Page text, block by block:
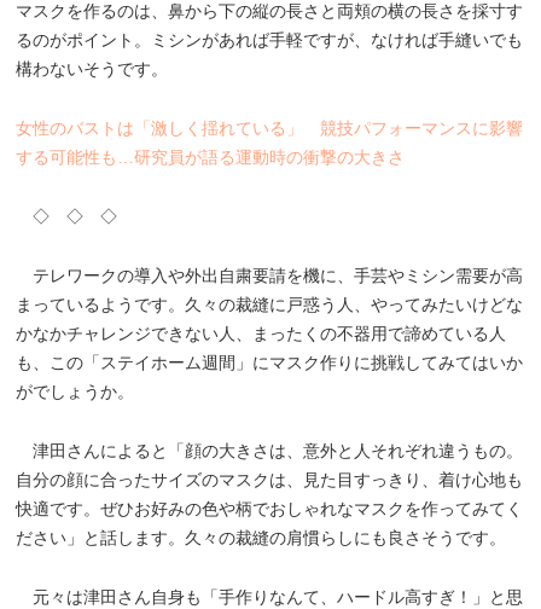
マスクを作るのは、鼻から下の縦の長さと両頬の横の長さを採寸す
るのがポイント。ミシンがあれば手軽ですが、なければ手縫いでも
構わないそうです。
女性のバストは「激しく揺れている」 競技パフォーマンスに影響
する可能性も…研究員が語る運動時の衝撃の大きさ
◇ ◇ ◇
テレワークの導入や外出自粛要請を機に、手芸やミシン需要が高
まっているようです。久々の裁縫に戸惑う人、やってみたいけどな
かなかチャレンジできない人、まったくの不器用で諦めている人
も、この「ステイホーム週間」にマスク作りに挑戦してみてはいか
がでしょうか。
津田さんによると「顔の大きさは、意外と人それぞれ違うもの。
自分の顔に合ったサイズのマスクは、見た目すっきり、着け心地も
快適です。ぜひお好みの色や柄でおしゃれなマスクを作ってみてく
ださい」と話します。久々の裁縫の肩慣らしにも良さそうです。
元々は津田さん自身も「手作りなんて、ハードル高すぎ！」と思